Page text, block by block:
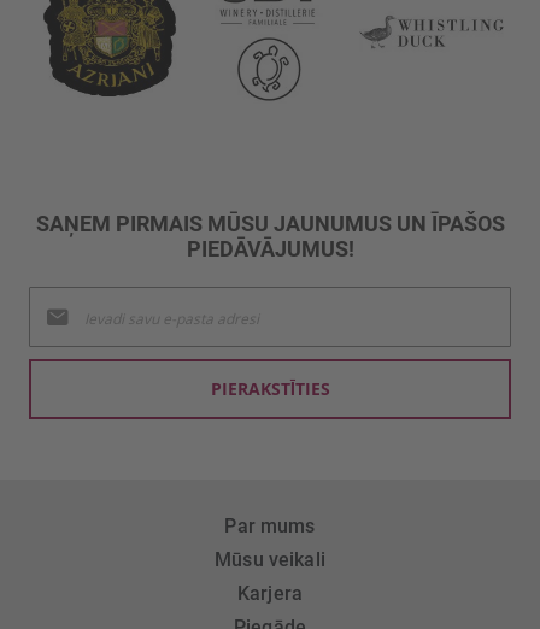
SAŅEM PIRMAIS MŪSU JAUNUMUS UN ĪPAŠOS
PIEDĀVĀJUMUS!
jaunumu
saņemšanai:
PIERAKSTĪTIES
Par mums
Mūsu veikali
Karjera